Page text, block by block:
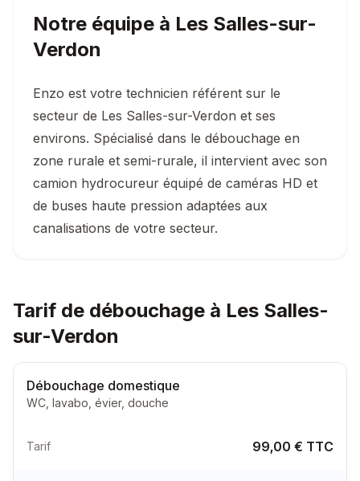
Notre équipe à Les Salles-sur-
Verdon
Enzo est votre technicien référent sur le
secteur de Les Salles-sur-Verdon et ses
environs. Spécialisé dans le débouchage en
zone rurale et semi-rurale, il intervient avec son
camion hydrocureur équipé de caméras HD et
de buses haute pression adaptées aux
canalisations de votre secteur.
Tarif de débouchage à Les Salles-
sur-Verdon
Débouchage domestique
WC, lavabo, évier, douche
Tarif 99,00 € TTC